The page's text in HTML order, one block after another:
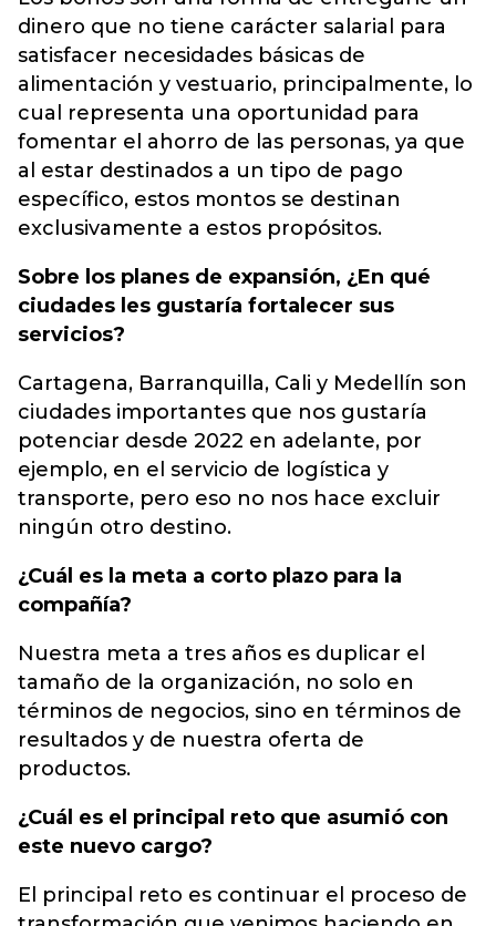
dinero que no tiene carácter salarial para
satisfacer necesidades básicas de
alimentación y vestuario, principalmente, lo
cual representa una oportunidad para
fomentar el ahorro de las personas, ya que
al estar destinados a un tipo de pago
específico, estos montos se destinan
exclusivamente a estos propósitos.
Sobre los planes de expansión, ¿En qué
ciudades les gustaría fortalecer sus
servicios?
Cartagena, Barranquilla, Cali y Medellín son
ciudades importantes que nos gustaría
potenciar desde 2022 en adelante, por
ejemplo, en el servicio de logística y
transporte, pero eso no nos hace excluir
ningún otro destino.
¿Cuál es la meta a corto plazo para la
compañía?
Nuestra meta a tres años es duplicar el
tamaño de la organización, no solo en
términos de negocios, sino en términos de
resultados y de nuestra oferta de
productos.
¿Cuál es el principal reto que asumió con
este nuevo cargo?
El principal reto es continuar el proceso de